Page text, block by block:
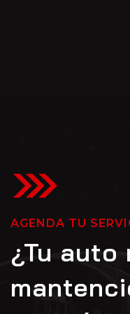
AGENDA TU
¿Tu auto